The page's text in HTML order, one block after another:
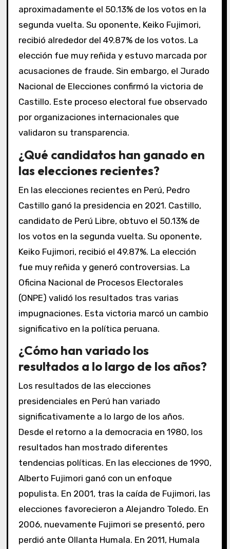
aproximadamente el 50.13% de los votos en la
segunda vuelta. Su oponente, Keiko Fujimori,
recibió alrededor del 49.87% de los votos. La
elección fue muy reñida y estuvo marcada por
acusaciones de fraude. Sin embargo, el Jurado
Nacional de Elecciones confirmó la victoria de
Castillo. Este proceso electoral fue observado
por organizaciones internacionales que
validaron su transparencia.
¿Qué candidatos han ganado en
las elecciones recientes?
En las elecciones recientes en Perú, Pedro
Castillo ganó la presidencia en 2021. Castillo,
candidato de Perú Libre, obtuvo el 50.13% de
los votos en la segunda vuelta. Su oponente,
Keiko Fujimori, recibió el 49.87%. La elección
fue muy reñida y generó controversias. La
Oficina Nacional de Procesos Electorales
(ONPE) validó los resultados tras varias
impugnaciones. Esta victoria marcó un cambio
significativo en la política peruana.
¿Cómo han variado los
resultados a lo largo de los años?
Los resultados de las elecciones
presidenciales en Perú han variado
significativamente a lo largo de los años.
Desde el retorno a la democracia en 1980, los
resultados han mostrado diferentes
tendencias políticas. En las elecciones de 1990,
Alberto Fujimori ganó con un enfoque
populista. En 2001, tras la caída de Fujimori, las
elecciones favorecieron a Alejandro Toledo. En
2006, nuevamente Fujimori se presentó, pero
perdió ante Ollanta Humala. En 2011, Humala